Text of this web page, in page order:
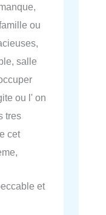
ou
salle
ou l' on
tres
cet
et